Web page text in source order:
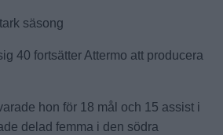
säsong
40 fortsätter Attermo att producera
hon för 18 mål och 15 assist i
delad femma i den södra